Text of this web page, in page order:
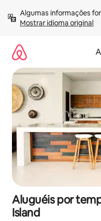
para
Mostrar idioma original
Aluguéis por
Island